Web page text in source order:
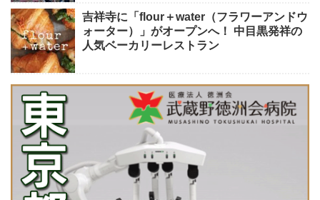
吉祥寺に「flour＋water（フラワーアンドウ
ォーター）」がオープンへ！ 中目黒発祥の
人気ベーカリーレストラン